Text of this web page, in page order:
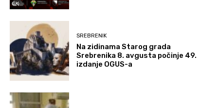
SREBRENIK
Na zidinama Starog grada
Srebrenika 8. avgusta počinje 49.
izdanje OGUS-a